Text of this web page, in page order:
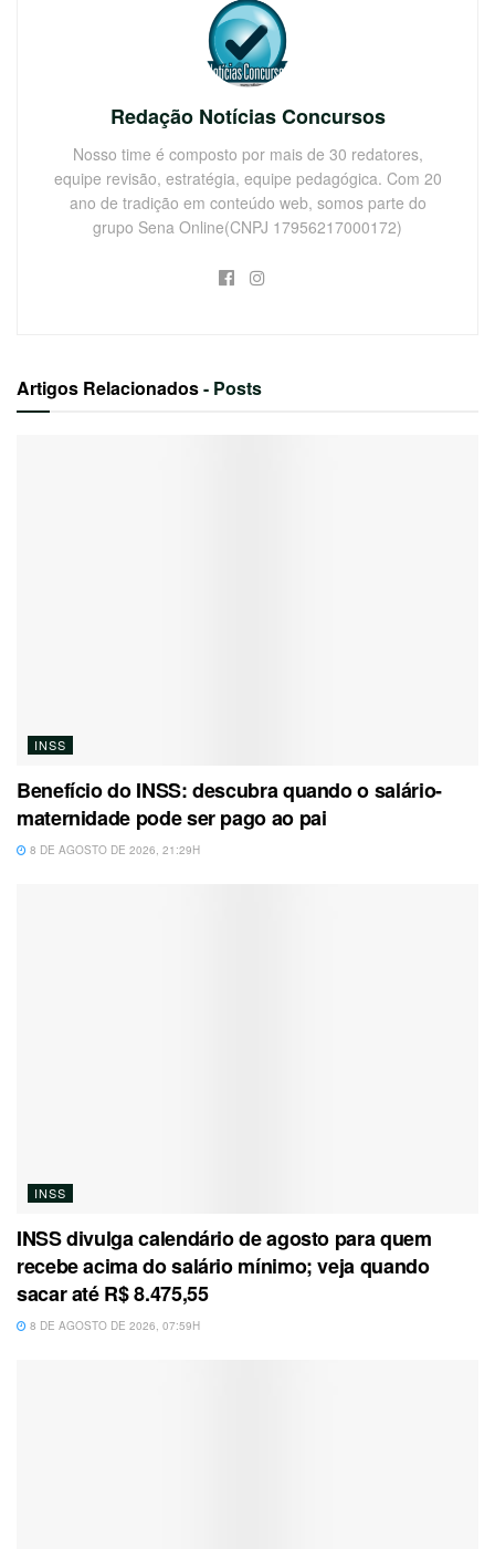
Redação Notícias Concursos
Nosso time é composto por mais de 30 redatores,
equipe revisão, estratégia, equipe pedagógica. Com 20
ano de tradição em conteúdo web, somos parte do
grupo Sena Online(CNPJ 17956217000172)
Artigos Relacionados- Posts
INSS
Benefício do INSS: descubra quando o salário-
maternidade pode ser pago ao pai
8 DE AGOSTO DE 2026, 21:29H
INSS
INSS divulga calendário de agosto para quem
recebe acima do salário mínimo; veja quando
sacar até R$ 8.475,55
8 DE AGOSTO DE 2026, 07:59H